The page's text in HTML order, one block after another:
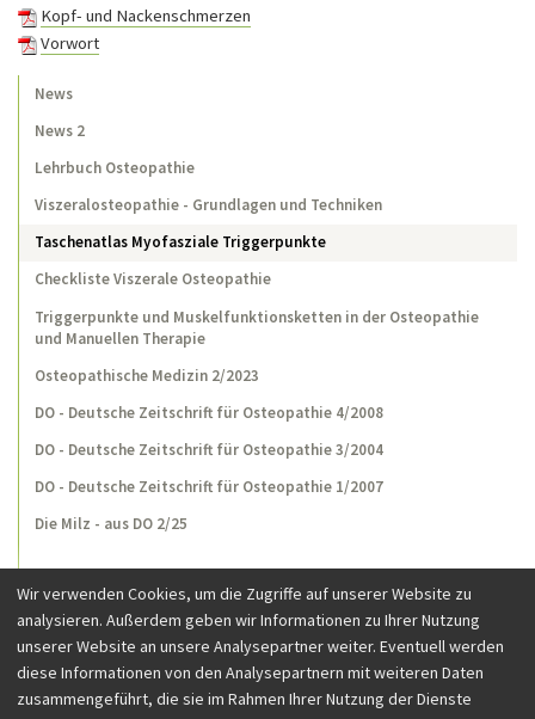
Kopf- und Nackenschmerzen
Vorwort
News
News 2
Lehrbuch Osteopathie
Viszeralosteopathie - Grundlagen und Techniken
Taschenatlas Myofasziale Triggerpunkte
Checkliste Viszerale Osteopathie
Triggerpunkte und Muskelfunktionsketten in der Osteopathie
und Manuellen Therapie
Osteopathische Medizin 2/2023
DO - Deutsche Zeitschrift für Osteopathie 4/2008
DO - Deutsche Zeitschrift für Osteopathie 3/2004
DO - Deutsche Zeitschrift für Osteopathie 1/2007
Die Milz - aus DO 2/25
Wir verwenden Cookies, um die Zugriffe auf unserer Website zu
analysieren. Außerdem geben wir Informationen zu Ihrer Nutzung
unserer Website an unsere Analysepartner weiter. Eventuell werden
diese Informationen von den Analysepartnern mit weiteren Daten
zusammengeführt, die sie im Rahmen Ihrer Nutzung der Dienste